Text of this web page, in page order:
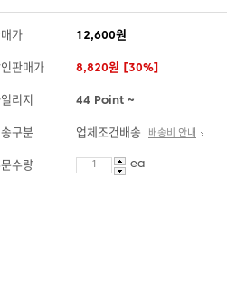
가 12,600원
판매가 8,820원 [30%]
리지 44 Point ~
구분 업체조건배송 배송비 안내
수량 ea